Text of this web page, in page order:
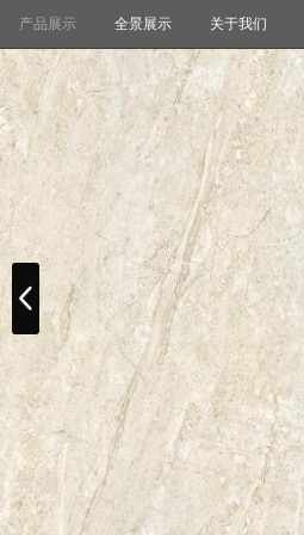
产品展示 全景展示 关于我们